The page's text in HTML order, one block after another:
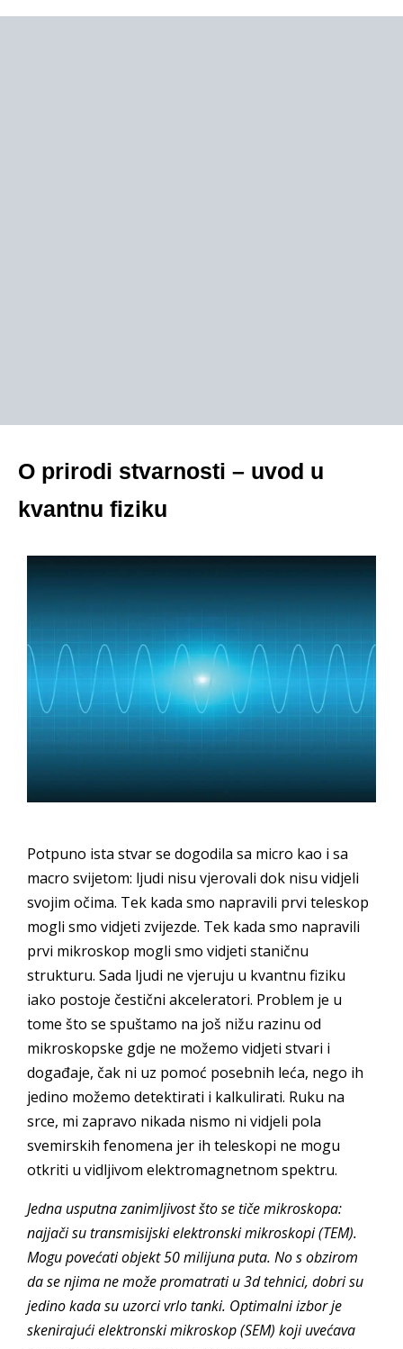
O prirodi stvarnosti – uvod u
kvantnu fiziku
Potpuno ista stvar se dogodila sa micro kao i sa
macro svijetom: ljudi nisu vjerovali dok nisu vidjeli
svojim očima. Tek kada smo napravili prvi teleskop
mogli smo vidjeti zvijezde. Tek kada smo napravili
prvi mikroskop mogli smo vidjeti staničnu
strukturu. Sada ljudi ne vjeruju u kvantnu fiziku
iako postoje čestični akceleratori. Problem je u
tome što se spuštamo na još nižu razinu od
mikroskopske gdje ne možemo vidjeti stvari i
događaje, čak ni uz pomoć posebnih leća, nego ih
jedino možemo detektirati i kalkulirati. Ruku na
srce, mi zapravo nikada nismo ni vidjeli pola
svemirskih fenomena jer ih teleskopi ne mogu
otkriti u vidljivom elektromagnetnom spektru.
Jedna usputna zanimljivost što se tiče mikroskopa:
najjači su transmisijski elektronski mikroskopi (TEM).
Mogu povećati objekt 50 milijuna puta. No s obzirom
da se njima ne može promatrati u 3d tehnici, dobri su
jedino kada su uzorci vrlo tanki. Optimalni izbor je
skenirajući elektronski mikroskop (SEM) koji uvećava